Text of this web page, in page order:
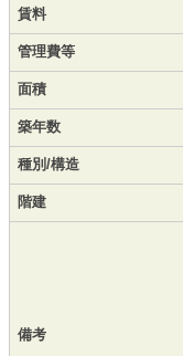
賃料
管理費等
面積
築年数
種別/構造
階建
備考